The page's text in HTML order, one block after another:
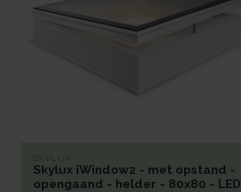
SKYLUX
Skylux iWindow2 - met opstand -
opengaand - helder - 80x80 - LED